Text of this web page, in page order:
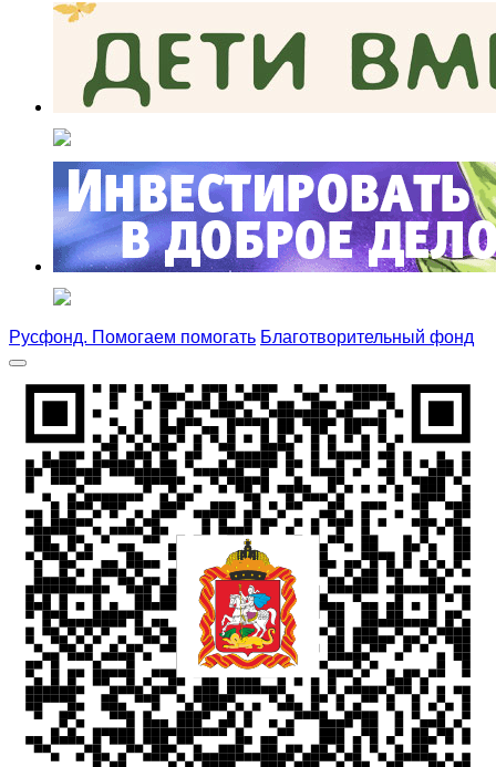
Русфонд. Помогаем помогать Благотворительный фонд